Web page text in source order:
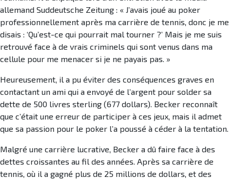
allemand Suddeutsche Zeitung : « J’avais joué au poker
professionnellement après ma carrière de tennis, donc je me
disais : ‘Qu’est-ce qui pourrait mal tourner ?’ Mais je me suis
retrouvé face à de vrais criminels qui sont venus dans ma
cellule pour me menacer si je ne payais pas. »
Heureusement, il a pu éviter des conséquences graves en
contactant un ami qui a envoyé de l’argent pour solder sa
dette de 500 livres sterling (677 dollars). Becker reconnaît
que c’était une erreur de participer à ces jeux, mais il admet
que sa passion pour le poker l’a poussé à céder à la tentation.
Malgré une carrière lucrative, Becker a dû faire face à des
dettes croissantes au fil des années. Après sa carrière de
tennis, où il a gagné plus de 25 millions de dollars, et des